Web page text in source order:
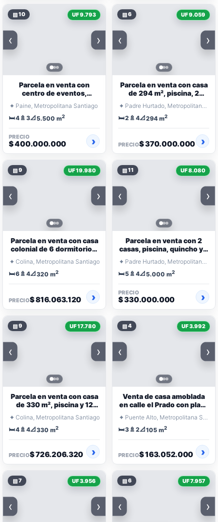
▧10 UF 9.793
‹ ›
Parcela en venta con
centro de eventos,
dormitorios
⌖ Paine, Metropolitana Santiago
🛏️4 🚿 3📐5.500 m2
PRECIO
$ 400.000.000
▧6 UF 9.059
‹ ›
Parcela en venta con casa
de 294 m², piscina, 2
⌖ Padre Hurtado, Metropolitana Santiago
🛏️2 🚿 4📐294 m2
PRECIO$ 370.000.000
▧9 UF 19.980
‹ ›
Parcela en venta con casa
colonial de 6 dormitorios,
⌖ Colina, Metropolitana Santiago
🛏️6 🚿 4📐320 m2
PRECIO$ 816.063.120
▧11 UF 8.080
‹ ›
Parcela en venta con 2
casas, piscina, quincho y 5
⌖ Padre Hurtado, Metropolitana Santiago
🛏️5 🚿 4📐5.000 m2
PRECIO
$ 330.000.000
▧9 UF 17.780
‹ ›
Parcela en venta con casa
de 330 m², piscina y 12
⌖ Colina, Metropolitana Santiago
🛏️4 🚿 4📐330 m2
PRECIO$ 726.206.320
▧4 UF 3.992
‹ ›
Venta de casa amoblada
en calle el Prado con plaza
⌖ Puente Alto, Metropolitana Santiago
🛏️3 🚿 2📐105 m2
PRECIO$ 163.052.000
▧7 UF 3.956
‹ ›
▧6 UF 7.957
‹ ›